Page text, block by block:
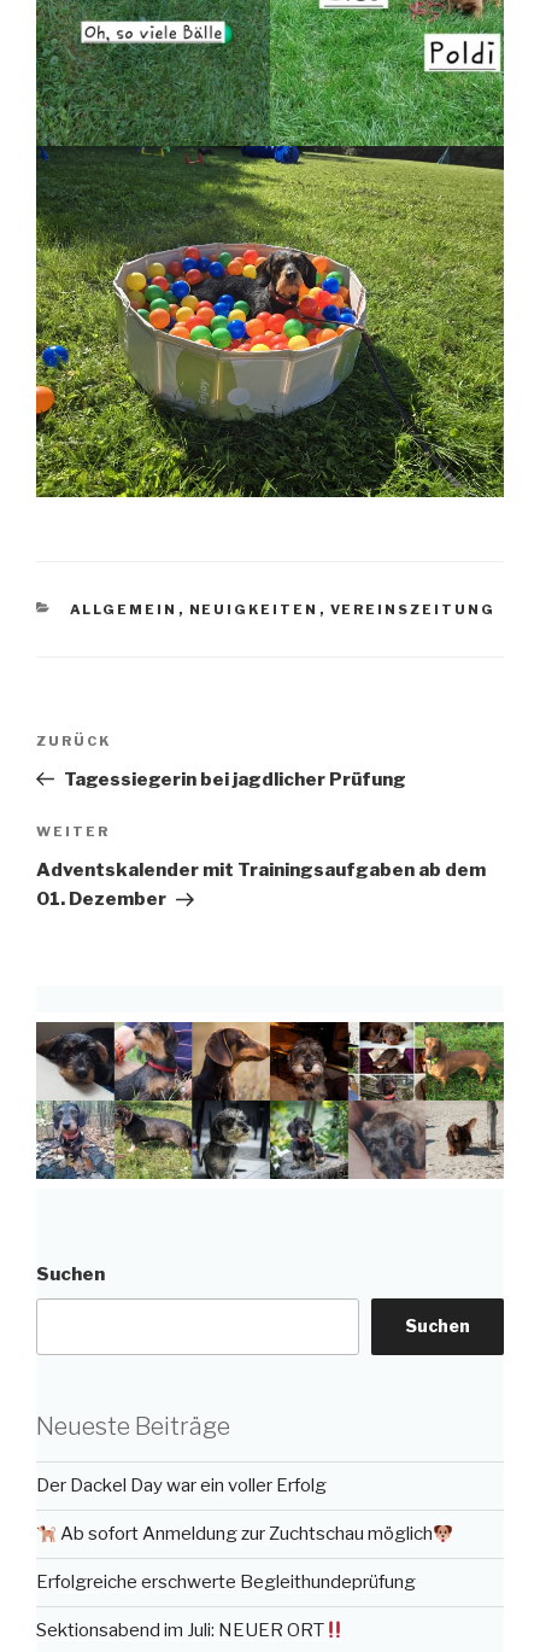
KATEGORIEN
ALLGEMEIN , NEUIGKEITEN , VEREINSZEITUNG
Beitragsnavigation
Vorheriger
Beitrag
ZURÜCK
Tagessiegerin bei jagdlicher Prüfung
Nächster
Beitrag
WEITER
Adventskalender mit Trainingsaufgaben ab dem
01. Dezember
Suchen
Suchen
Neueste Beiträge
Der Dackel Day war ein voller Erfolg
Ab sofort Anmeldung zur Zuchtschau möglich
Erfolgreiche erschwerte Begleithundeprüfung
Sektionsabend im Juli: NEUER ORT